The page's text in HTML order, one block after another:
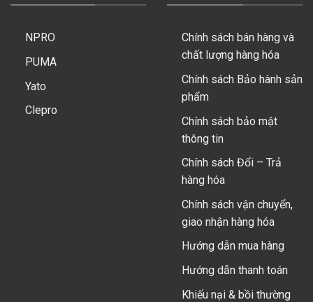
NPRO
PUMA
Yato
Clepro
Chính sách bán hàng và
chất lượng hàng hóa
Chính sách Bảo hành sản
phẩm
Chính sách bảo mật
thông tin
Chính sách Đổi – Trả
hàng hóa
Chính sách vận chuyển,
giao nhận hàng hóa
Hướng dẫn mua hàng
Hướng dẫn thanh toán
Khiếu nại & bồi thường